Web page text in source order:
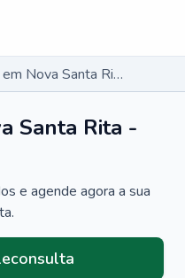
Geriatra em Nova Santa Rita - PI
Santa Rita -
e agende agora a sua